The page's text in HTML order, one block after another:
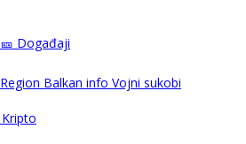
🎫 Događaji
Region Balkan info Vojni sukobi
Kripto